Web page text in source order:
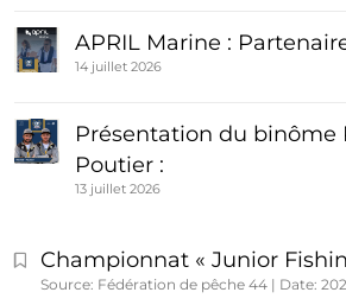
APRIL Marine :
14 juillet 2026
Présentation du binôme
Poutier :
13 juillet 2026
Championnat « Junior
Source: Fédération de pêche 44 Date: